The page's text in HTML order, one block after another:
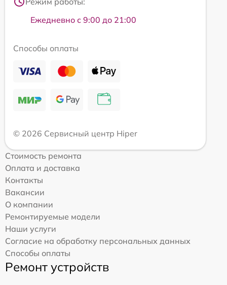
Ежедневно с 9:00 до 21:00
Способы оплаты
© 2026 Сервисный центр Hiper
Стоимость ремонта
Оплата и доставка
Контакты
Вакансии
О компании
Ремонтируемые модели
Наши услуги
Согласие на обработку персональных данных
Способы оплаты
Ремонт устройств